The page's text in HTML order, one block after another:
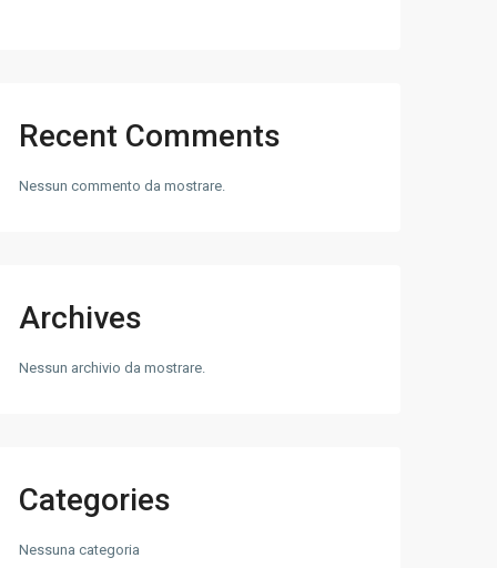
Recent Comments
Nessun commento da mostrare.
Archives
Nessun archivio da mostrare.
Categories
Nessuna categoria